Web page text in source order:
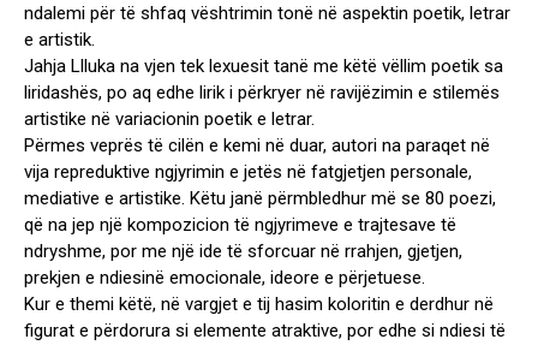
ndalemi për të shfaq vështrimin tonë në aspektin poetik, letrar
e artistik.
Jahja Llluka na vjen tek lexuesit tanë me këtë vëllim poetik sa
liridashës, po aq edhe lirik i përkryer në ravijëzimin e stilemës
artistike në variacionin poetik e letrar.
Përmes veprës të cilën e kemi në duar, autori na paraqet në
vija repreduktive ngjyrimin e jetës në fatgjetjen personale,
mediative e artistike. Këtu janë përmbledhur më se 80 poezi,
që na jep një kompozicion të ngjyrimeve e trajtesave të
ndryshme, por me një ide të sforcuar në rrahjen, gjetjen,
prekjen e ndiesinë emocionale, ideore e përjetuese.
Kur e themi këtë, në vargjet e tij hasim koloritin e derdhur në
figurat e përdorura si elemente atraktive, por edhe si ndiesi të